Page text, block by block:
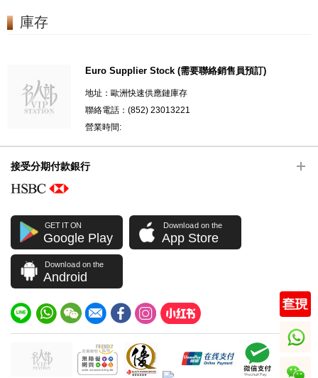
庫存
Euro Supplier Stock (需要聯絡銷售員預訂)
地址：歐洲快速供應鏈庫存
聯絡電話：(852) 23013221
營業時間:
接受分期付款銀行
GET IT ON
Google Play
Download on the
App Store
Download on the
Android